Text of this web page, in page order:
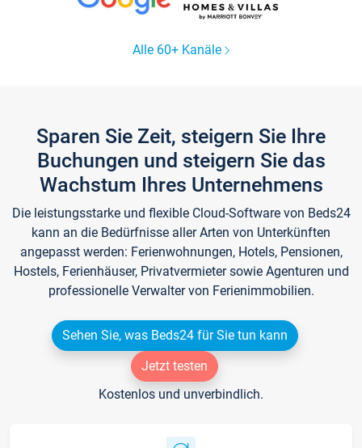
Alle 60+ Kanäle
Sparen Sie Zeit, steigern Sie Ihre
Buchungen und steigern Sie das
Wachstum Ihres Unternehmens
Die leistungsstarke und flexible Cloud-Software von Beds24
kann an die Bedürfnisse aller Arten von Unterkünften
angepasst werden: Ferienwohnungen, Hotels, Pensionen,
Hostels, Ferienhäuser, Privatvermieter sowie Agenturen und
professionelle Verwalter von Ferienimmobilien.
Sehen Sie, was Beds24 für Sie tun kann
Jetzt testen
Kostenlos und unverbindlich.